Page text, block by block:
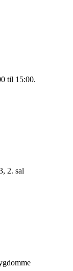
til 15:00.
2. sal